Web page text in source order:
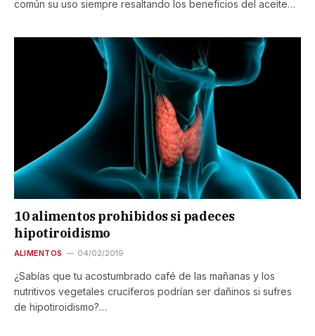
común su uso siempre resaltando los beneficios del aceite…
10 alimentos prohibidos si padeces
hipotiroidismo
ALIMENTOS 04/02/2019
¿Sabías que tu acostumbrado café de las mañanas y los
nutritivos vegetales crucíferos podrían ser dañinos si sufres
de hipotiroidismo?…